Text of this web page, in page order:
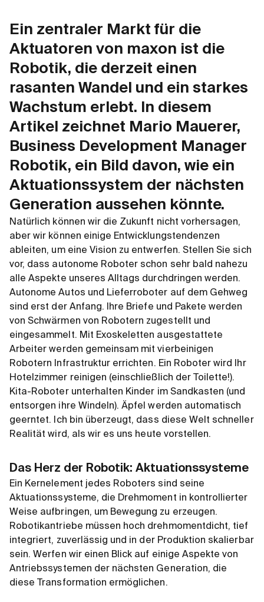
Ein zentraler Markt für die
Aktuatoren von maxon ist die
Robotik, die derzeit einen
rasanten Wandel und ein starkes
Wachstum erlebt. In diesem
Artikel zeichnet Mario Mauerer,
Business Development Manager
Robotik, ein Bild davon, wie ein
Aktuationssystem der nächsten
Generation aussehen könnte.
Natürlich können wir die Zukunft nicht vorhersagen,
aber wir können einige Entwicklungstendenzen
ableiten, um eine Vision zu entwerfen. Stellen Sie sich
vor, dass autonome Roboter schon sehr bald nahezu
alle Aspekte unseres Alltags durchdringen werden.
Autonome Autos und Lieferroboter auf dem Gehweg
sind erst der Anfang. Ihre Briefe und Pakete werden
von Schwärmen von Robotern zugestellt und
eingesammelt. Mit Exoskeletten ausgestattete
Arbeiter werden gemeinsam mit vierbeinigen
Robotern Infrastruktur errichten. Ein Roboter wird Ihr
Hotelzimmer reinigen (einschließlich der Toilette!).
Kita-Roboter unterhalten Kinder im Sandkasten (und
entsorgen ihre Windeln). Äpfel werden automatisch
geerntet. Ich bin überzeugt, dass diese Welt schneller
Realität wird, als wir es uns heute vorstellen.
Das Herz der Robotik: Aktuationssysteme
Ein Kernelement jedes Roboters sind seine
Aktuationssysteme, die Drehmoment in kontrollierter
Weise aufbringen, um Bewegung zu erzeugen.
Robotikantriebe müssen hoch drehmomentdicht, tief
integriert, zuverlässig und in der Produktion skalierbar
sein. Werfen wir einen Blick auf einige Aspekte von
Antriebssystemen der nächsten Generation, die
diese Transformation ermöglichen.